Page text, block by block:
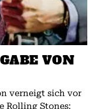
VON
verneigt sich vor